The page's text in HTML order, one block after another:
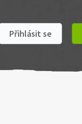
Přihlásit se